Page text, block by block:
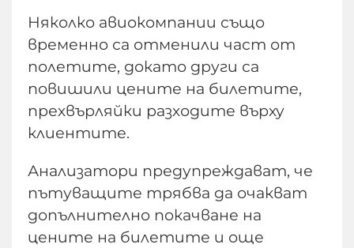
Няколко авиокомпании също
временно са отменили част от
полетите, докато други са
повишили цените на билетите,
прехвърляйки разходите върху
клиентите.
Анализатори предупреждават, че
пътуващите трябва да очакват
допълнително покачване на
цените на билетите и още